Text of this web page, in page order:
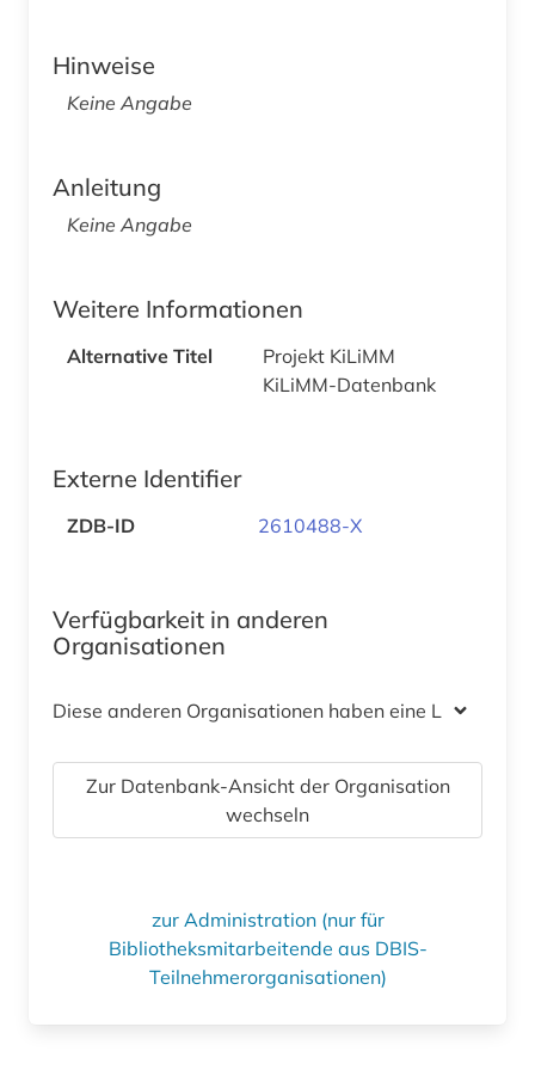
Hinweise
Keine Angabe
Anleitung
Keine Angabe
Weitere Informationen
Alternative Titel
Projekt KiLiMM
KiLiMM-Datenbank
Externe Identifier
ZDB-ID 2610488-X
Verfügbarkeit in anderen
Organisationen
Diese anderen Organisationen haben eine Lizenz
Zur Datenbank-Ansicht der Organisation
wechseln
zur Administration (nur für
Bibliotheksmitarbeitende aus DBIS-
Teilnehmerorganisationen)